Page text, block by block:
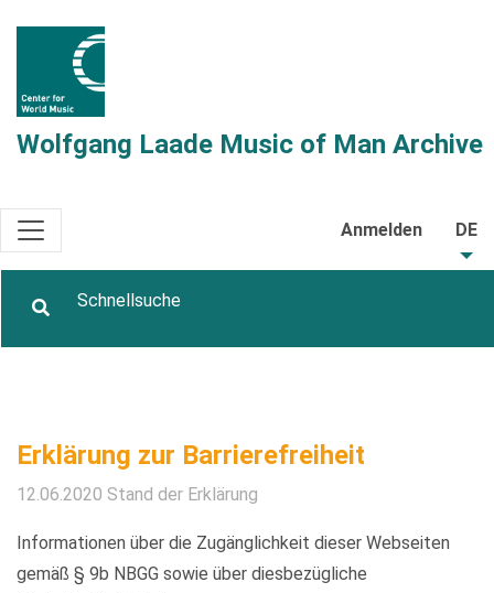
Wolfgang Laade Music of Man Archive
Anmelden DE
Erklärung zur Barrierefreiheit
12.06.2020 Stand der Erklärung
Informationen über die Zugänglichkeit dieser Webseiten
gemäß § 9b NBGG sowie über diesbezügliche